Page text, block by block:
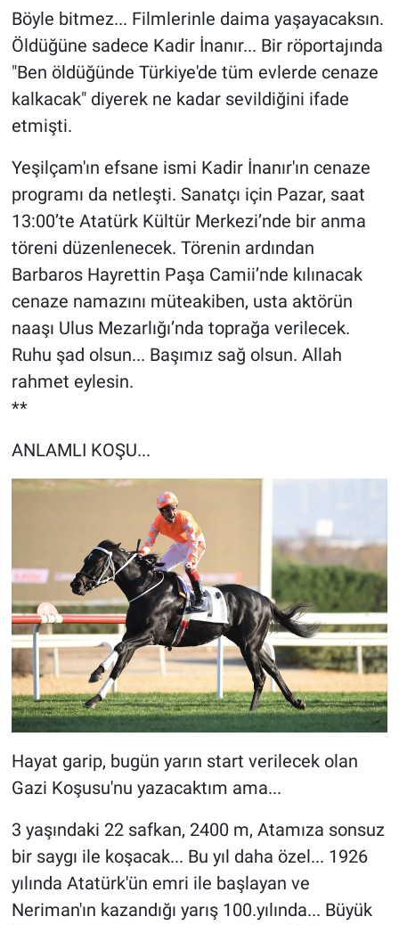
Böyle bitmez... Filmlerinle daima yaşayacaksın.
Öldüğüne sadece Kadir İnanır... Bir röportajında
"Ben öldüğünde Türkiye'de tüm evlerde cenaze
kalkacak" diyerek ne kadar sevildiğini ifade
etmişti.
Yeşilçam'ın efsane ismi Kadir İnanır'ın cenaze
programı da netleşti. Sanatçı için Pazar, saat
13:00’te Atatürk Kültür Merkezi’nde bir anma
töreni düzenlenecek. Törenin ardından
Barbaros Hayrettin Paşa Camii’nde kılınacak
cenaze namazını müteakiben, usta aktörün
naaşı Ulus Mezarlığı’nda toprağa verilecek.
Ruhu şad olsun... Başımız sağ olsun. Allah
rahmet eylesin.
**
ANLAMLI KOŞU...
Hayat garip, bugün yarın start verilecek olan
Gazi Koşusu'nu yazacaktım ama...
3 yaşındaki 22 safkan, 2400 m, Atamıza sonsuz
bir saygı ile koşacak... Bu yıl daha özel... 1926
yılında Atatürk'ün emri ile başlayan ve
Neriman'ın kazandığı yarış 100.yılında... Büyük